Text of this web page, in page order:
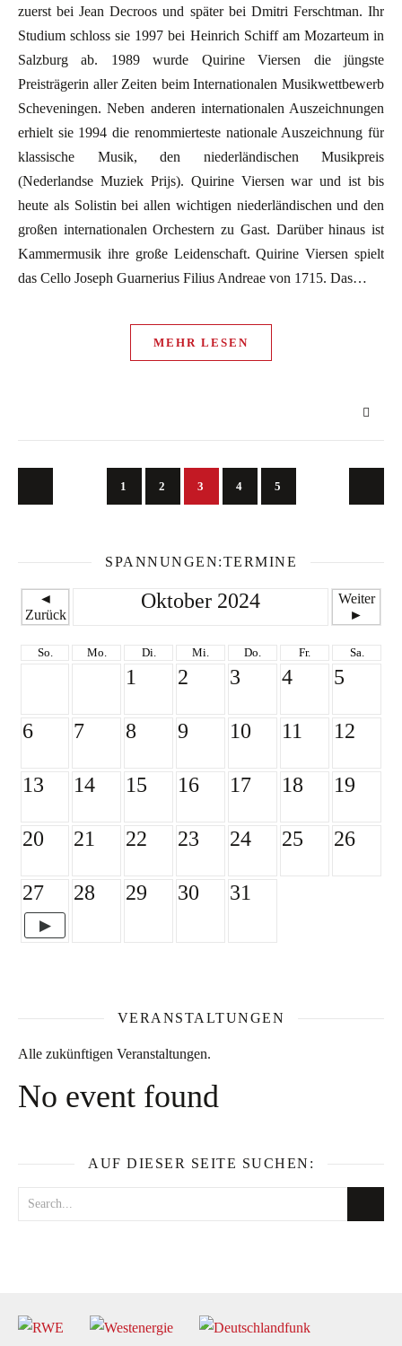
zuerst bei Jean Decroos und später bei Dmitri Ferschtman. Ihr
Studium schloss sie 1997 bei Heinrich Schiff am Mozarteum in
Salzburg ab. 1989 wurde Quirine Viersen die jüngste
Preisträgerin aller Zeiten beim Internationalen Musikwettbewerb
Scheveningen. Neben anderen internationalen Auszeichnungen
erhielt sie 1994 die renommierteste nationale Auszeichnung für
klassische Musik, den niederländischen Musikpreis
(Nederlandse Muziek Prijs). Quirine Viersen war und ist bis
heute als Solistin bei allen wichtigen niederländischen und den
großen internationalen Orchestern zu Gast. Darüber hinaus ist
Kammermusik ihre große Leidenschaft. Quirine Viersen spielt
das Cello Joseph Guarnerius Filius Andreae von 1715. Das…
MEHR LESEN
1 2 3 4 5
SPANNUNGEN:TERMINE
◄
Zurück
Oktober 2024
Weiter
►
So. Mo. Di. Mi. Do. Fr. Sa.
1 2 3 4 5
6 7 8 9 10 11 12
13 14 15 16 17 18 19
20 21 22 23 24 25 26
27 28 29 30 31
VERANSTALTUNGEN
Alle zukünftigen Veranstaltungen.
No event found
AUF DIESER SEITE SUCHEN: